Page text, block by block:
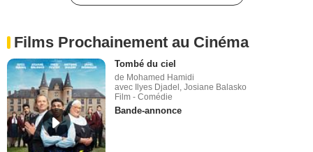
Films Prochainement au Cinéma
Tombé du ciel
de Mohamed Hamidi
avec Ilyes Djadel, Josiane Balasko
Film - Comédie
Bande-annonce